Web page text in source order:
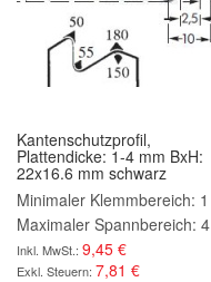
Kantenschutzprofil,
Plattendicke: 1-4 mm BxH:
22x16.6 mm schwarz
Minimaler Klemmbereich: 1
Maximaler Spannbereich: 4
9,45 €
7,81 €